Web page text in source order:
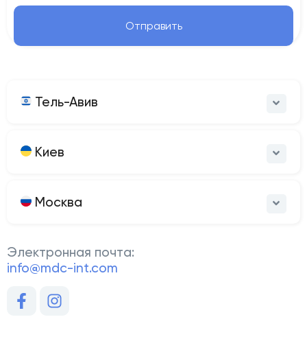
Отправить
Тель-Авив
Киев
Москва
Электронная почта:
info@mdc-int.com